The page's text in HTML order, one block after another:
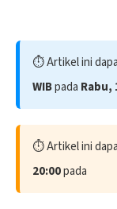
⏱️ Artikel ini
WIBpada Rabu,
⏱️ Artikel ini
20:00pada